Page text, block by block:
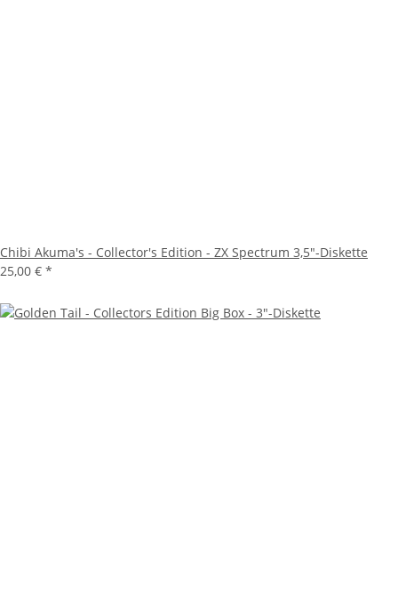
Chibi Akuma's - Collector's Edition - ZX Spectrum 3,5"-Diskette
25,00 € *